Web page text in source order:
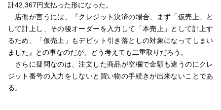
計42,367円支払った形になった。
店側が言うには、『クレジット決済の場合、まず「仮売上」と
して計上し、その後オーダーを入力して「本売上」として計上す
るため、「仮売上」もデビット引き落としの対象になってしまい
ました』との事なのだが、どう考えても二重取りだろう。
さらに疑問なのは、注文した商品が空欄で金額も違うのにクレ
ジット番号の入力をしないと買い物の手続きが出来ないことであ
る。